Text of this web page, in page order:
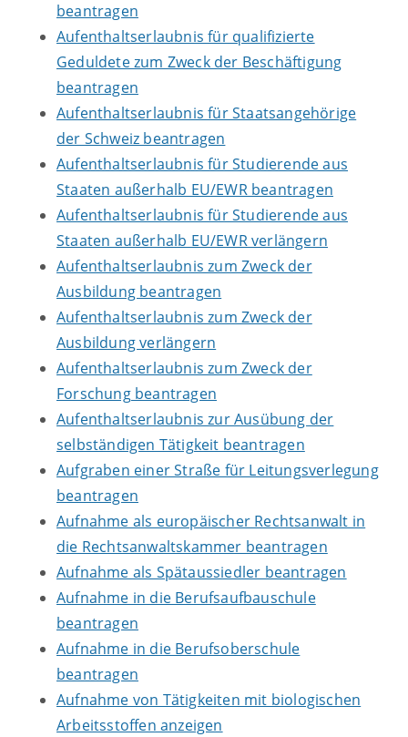
beantragen
Aufenthaltserlaubnis für qualifizierte
Geduldete zum Zweck der Beschäftigung
beantragen
Aufenthaltserlaubnis für Staatsangehörige
der Schweiz beantragen
Aufenthaltserlaubnis für Studierende aus
Staaten außerhalb EU/EWR beantragen
Aufenthaltserlaubnis für Studierende aus
Staaten außerhalb EU/EWR verlängern
Aufenthaltserlaubnis zum Zweck der
Ausbildung beantragen
Aufenthaltserlaubnis zum Zweck der
Ausbildung verlängern
Aufenthaltserlaubnis zum Zweck der
Forschung beantragen
Aufenthaltserlaubnis zur Ausübung der
selbständigen Tätigkeit beantragen
Aufgraben einer Straße für Leitungsverlegung
beantragen
Aufnahme als europäischer Rechtsanwalt in
die Rechtsanwaltskammer beantragen
Aufnahme als Spätaussiedler beantragen
Aufnahme in die Berufsaufbauschule
beantragen
Aufnahme in die Berufsoberschule
beantragen
Aufnahme von Tätigkeiten mit biologischen
Arbeitsstoffen anzeigen